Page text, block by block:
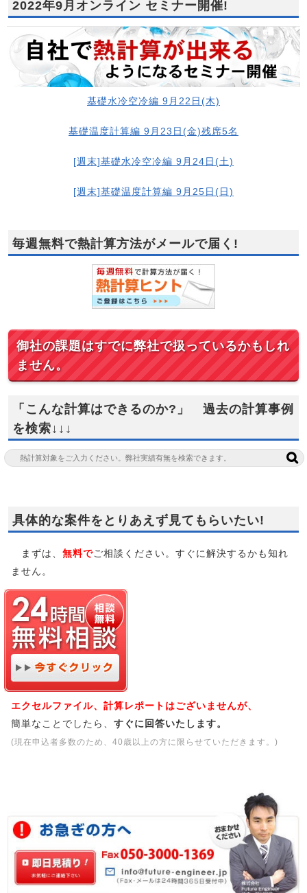
2022年9月オンライン セミナー開催!
基礎水冷空冷編 9月22日(木)
基礎温度計算編 9月23日(金)残席5名
[週末]基礎水冷空冷編 9月24日(土)
[週末]基礎温度計算編 9月25日(日)
毎週無料で熱計算方法がメールで届く!
御社の課題はすでに弊社で扱っているかもしれ
ません。
「こんな計算はできるのか?」 過去の計算事例
を検索↓↓↓
具体的な案件をとりあえず見てもらいたい!
まずは、 無料でご相談ください。すぐに解決するかも知れ
ません。
エクセルファイル、計算レポートはございませんが、
簡単なことでしたら、 すぐに回答いたします。
(現在申込者多数のため、40歳以上の方に限らせていただきます。)